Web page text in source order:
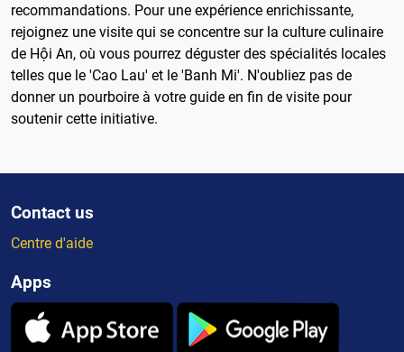
recommandations. Pour une expérience enrichissante,
rejoignez une visite qui se concentre sur la culture culinaire
de Hội An, où vous pourrez déguster des spécialités locales
telles que le 'Cao Lau' et le 'Banh Mi'. N'oubliez pas de
donner un pourboire à votre guide en fin de visite pour
soutenir cette initiative.
Contact us
Centre d'aide
Apps